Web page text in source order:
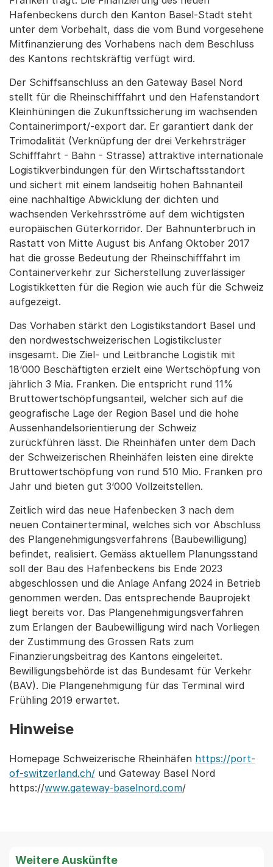
Hafenbeckens durch den Kanton Basel-Stadt steht
unter dem Vorbehalt, dass die vom Bund vorgesehene
Mitfinanzierung des Vorhabens nach dem Beschluss
des Kantons rechtskräftig verfügt wird.
Der Schiffsanschluss an den Gateway Basel Nord
stellt für die Rheinschifffahrt und den Hafenstandort
Kleinhüningen die Zukunftssicherung im wachsenden
Containerimport/-export dar. Er garantiert dank der
Trimodalität (Verknüpfung der drei Verkehrsträger
Schifffahrt - Bahn - Strasse) attraktive internationale
Logistikverbindungen für den Wirtschaftsstandort
und sichert mit einem landseitig hohen Bahnanteil
eine nachhaltige Abwicklung der dichten und
wachsenden Verkehrsströme auf dem wichtigsten
europäischen Güterkorridor. Der Bahnunterbruch in
Rastatt von Mitte August bis Anfang Oktober 2017
hat die grosse Bedeutung der Rheinschifffahrt im
Containerverkehr zur Sicherstellung zuverlässiger
Logistikketten für die Region wie auch für die Schweiz
aufgezeigt.
Das Vorhaben stärkt den Logistikstandort Basel und
den nordwestschweizerischen Logistikcluster
insgesamt. Die Ziel- und Leitbranche Logistik mit
18‘000 Beschäftigten erzielt eine Wertschöpfung von
jährlich 3 Mia. Franken. Die entspricht rund 11%
Bruttowertschöpfungsanteil, welcher sich auf die
geografische Lage der Region Basel und die hohe
Aussenhandelsorientierung der Schweiz
zurückführen lässt. Die Rheinhäfen unter dem Dach
der Schweizerischen Rheinhäfen leisten eine direkte
Bruttowertschöpfung von rund 510 Mio. Franken pro
Jahr und bieten gut 3‘000 Vollzeitstellen.
Zeitlich wird das neue Hafenbecken 3 nach dem
neuen Containerterminal, welches sich vor Abschluss
des Plangenehmigungsverfahrens (Baubewilligung)
befindet, realisiert. Gemäss aktuellem Planungsstand
soll der Bau des Hafenbeckens bis Ende 2023
abgeschlossen und die Anlage Anfang 2024 in Betrieb
genommen werden. Das entsprechende Bauprojekt
liegt bereits vor. Das Plangenehmigungsverfahren
zum Erlangen der Baubewilligung wird nach Vorliegen
der Zustimmung des Grossen Rats zum
Finanzierungsbeitrag des Kantons eingeleitet.
Bewilligungsbehörde ist das Bundesamt für Verkehr
(BAV). Die Plangenehmigung für das Terminal wird
Frühling 2019 erwartet.
Hinweise
Homepage Schweizerische Rheinhäfen https://port-
of-switzerland.ch/ und Gateway Basel Nord
https://www.gateway-baselnord.com/
Weitere Auskünfte